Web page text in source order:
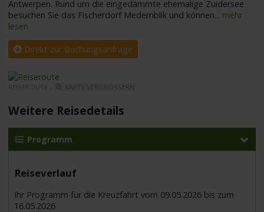
Antwerpen. Rund um die eingedämmte ehemalige Zuidersee
besuchen Sie das Fischerdorf Medemblik und können... mehr
lesen
Direkt zur Buchungsanfrage
REISEROUTE -
Weitere Reisedetails
Programm
Reiseverlauf
Ihr Programm für die Kreuzfahrt vom 09.05.2026 bis zum
16.05.2026